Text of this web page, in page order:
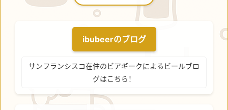
ibubeerのブログ
サンフランシスコ在住のビアギークによるビールブロ
グはこちら！